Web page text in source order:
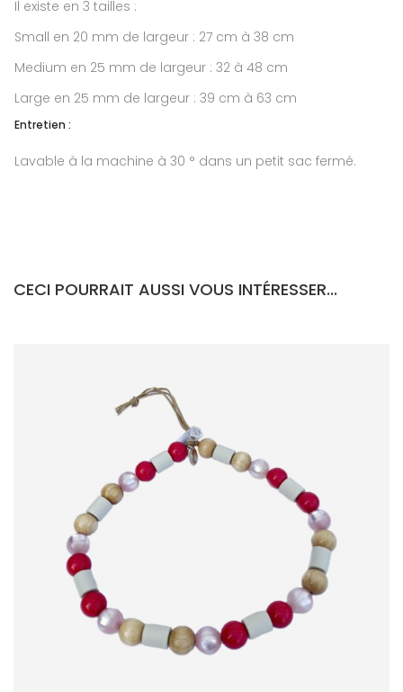
Il existe en 3 tailles :
Small en 20 mm de largeur : 27 cm à 38 cm
Medium en 25 mm de largeur : 32 à 48 cm
Large en 25 mm de largeur : 39 cm à 63 cm
Entretien :
Lavable à la machine à 30 ° dans un petit sac fermé.
CECI POURRAIT AUSSI VOUS INTÉRESSER...